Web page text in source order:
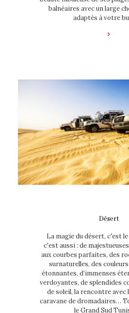
balnéaires avec un large
adaptés à votre
Désert
La magie du désert, c'est
c'est aussi : de
aux courbes parfaites, des
surnaturelles, des
étonnantes, d’immenses
verdoyantes, de splendides
de soleil, la rencontre avec
caravane de dromadaires…
le Grand Sud